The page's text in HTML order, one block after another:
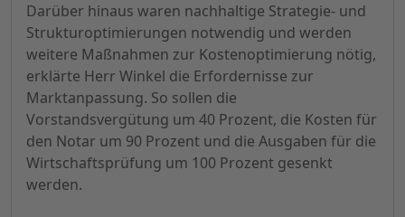
Darüber hinaus waren nachhaltige Strategie- und
Strukturoptimierungen notwendig und werden
weitere Maßnahmen zur Kostenoptimierung nötig,
erklärte Herr Winkel die Erfordernisse zur
Marktanpassung. So sollen die
Vorstandsvergütung um 40 Prozent, die Kosten für
den Notar um 90 Prozent und die Ausgaben für die
Wirtschaftsprüfung um 100 Prozent gesenkt
werden.